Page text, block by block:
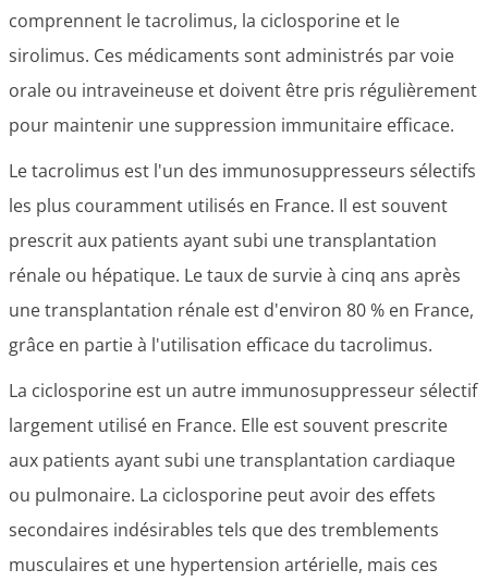
comprennent le tacrolimus, la ciclosporine et le
sirolimus. Ces médicaments sont administrés par voie
orale ou intraveineuse et doivent être pris régulièrement
pour maintenir une suppression immunitaire efficace.
Le tacrolimus est l'un des immunosuppresseurs sélectifs
les plus couramment utilisés en France. Il est souvent
prescrit aux patients ayant subi une transplantation
rénale ou hépatique. Le taux de survie à cinq ans après
une transplantation rénale est d'environ 80 % en France,
grâce en partie à l'utilisation efficace du tacrolimus.
La ciclosporine est un autre immunosuppresseur sélectif
largement utilisé en France. Elle est souvent prescrite
aux patients ayant subi une transplantation cardiaque
ou pulmonaire. La ciclosporine peut avoir des effets
secondaires indésirables tels que des tremblements
musculaires et une hypertension artérielle, mais ces